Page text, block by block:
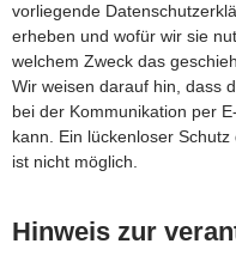
vorliegende
erheben und wofür wir sie
welchem Zweck das
Wir weisen darauf hin, dass
bei der Kommunikation per
kann. Ein lückenloser
ist nicht möglich.
Hinweis zur